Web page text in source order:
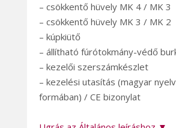
– csökkentő hüvely MK 4 / MK 3
– csökkentő hüvely MK 3 / MK 2
– kúpkiütő
– állítható fúrótokmány-védő
– kezelői szerszámkészlet
– kezelési utasítás (magyar
formában) / CE bizonylat